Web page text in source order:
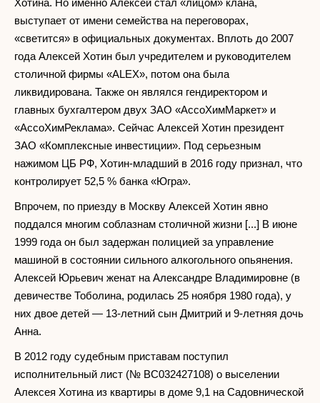
Хотина. Но именно Алексей стал «лицом» клана,
выступает от имени семейства на переговорах,
«светится» в официальных документах. Вплоть до 2007
года Алексей Хотин был учредителем и руководителем
столичной фирмы «ALEX», потом она была
ликвидирована. Также он являлся гендиректором и
главных бухгалтером двух ЗАО «АссоХимМаркет» и
«АссоХимРеклама». Сейчас Алексей Хотин президент
ЗАО «Комплексные инвестиции». Под серьезным
нажимом ЦБ РФ, Хотин-младший в 2016 году признал, что
контролирует 52,5 % банка «Югра».
Впрочем, по приезду в Москву Алексей Хотин явно
поддался многим соблазнам столичной жизни [...] В июне
1999 года он был задержан полицией за управление
машиной в состоянии сильного алкогольного опьянения.
Алексей Юрьевич женат на Александре Владимировне (в
девичестве Тоболина, родилась 25 ноября 1980 года), у
них двое детей — 13-летний сын Дмитрий и 9-летняя дочь
Анна.
В 2012 году судебным приставам поступил
исполнительный лист (№ ВС032427108) о выселении
Алексея Хотина из квартиры в доме 9,1 на Садовнической